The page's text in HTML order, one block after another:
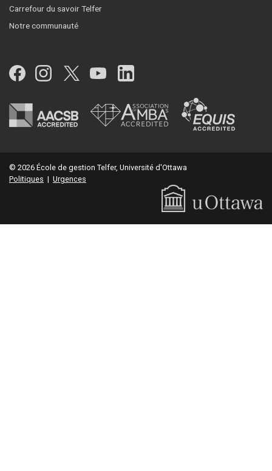
Carrefour du savoir Telfer
Notre communauté
Facebook
Instagram
Twitter
YouTubeLinkedIn
© 2026 École de gestion Telfer, Université d'Ottawa
Politiques | Urgences